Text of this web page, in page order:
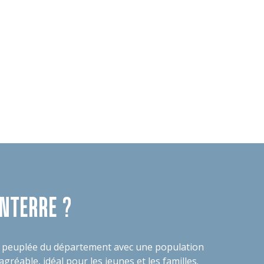
?
du département avec une population
idéal pour les jeunes et les familles.